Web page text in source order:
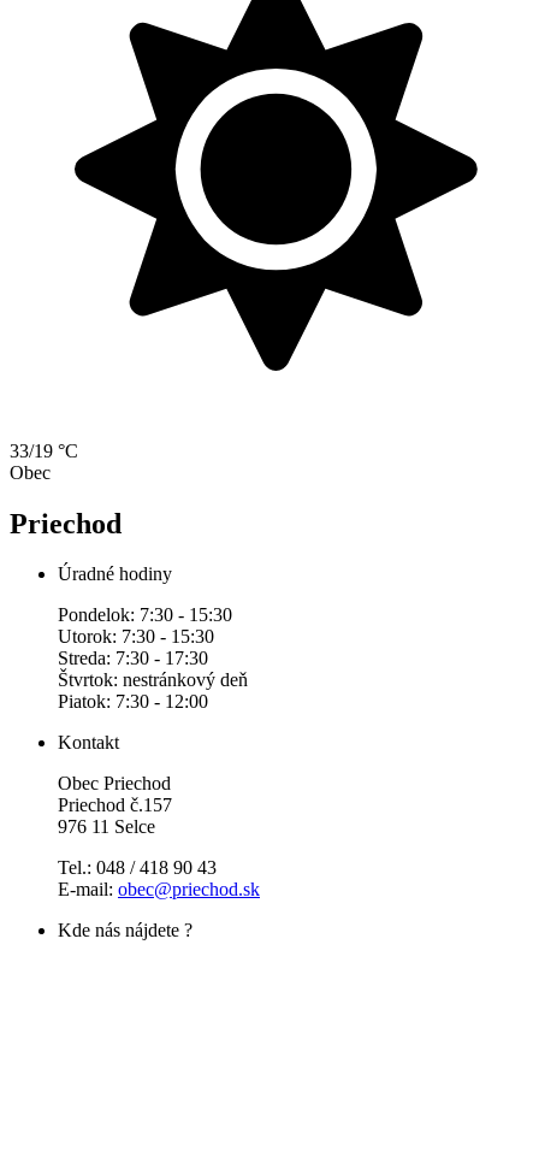
33/19 °C
Obec
Priechod
Úradné hodiny
Pondelok: 7:30 - 15:30
Utorok: 7:30 - 15:30
Streda: 7:30 - 17:30
Štvrtok: nestránkový deň
Piatok: 7:30 - 12:00
Kontakt
Obec Priechod
Priechod č.157
976 11 Selce
Tel.: 048 / 418 90 43
E-mail: obec@priechod.sk
Kde nás nájdete ?